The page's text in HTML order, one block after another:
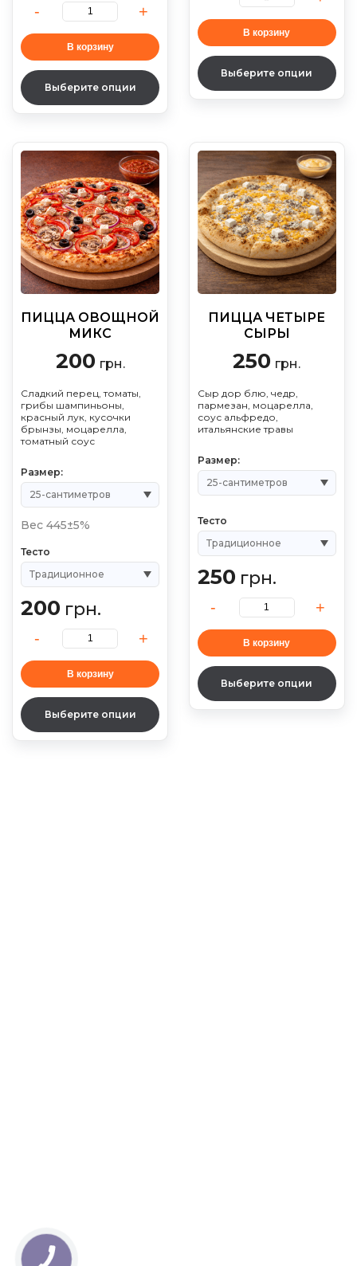
В корзину
Выберите опции
В корзину
Выберите опции
ПИЦЦА ОВОЩНОЙ
МИКС
200 грн.
Сладкий перец, томаты,
грибы шампиньоны,
красный лук, кусочки
брынзы, моцарелла,
томатный соус
Размер:
Вес 445±5%
Тесто
200 грн.
В корзину
Выберите опции
ПИЦЦА ЧЕТЫРЕ
СЫРЫ
250 грн.
Сыр дор блю, чедр,
пармезан, моцарелла,
соус альфредо,
итальянские травы
Размер:
Тесто
250 грн.
В корзину
Выберите опции